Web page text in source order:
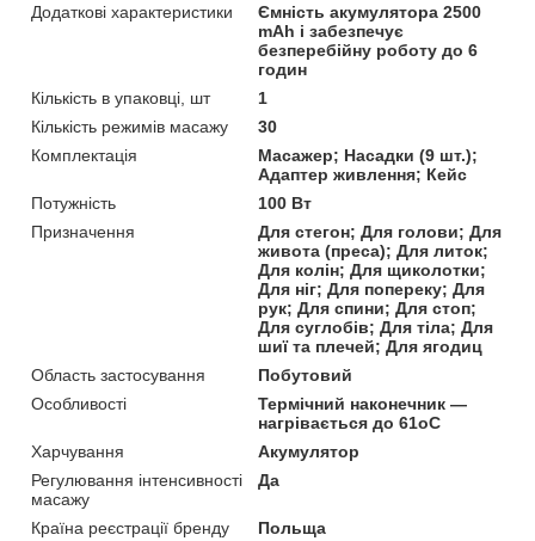
Додаткові характеристики
Ємність акумулятора 2500
mAh і забезпечує
безперебійну роботу до 6
годин
Кількість в упаковці, шт
1
Кількість режимів масажу
30
Комплектація
Масажер; Насадки (9 шт.);
Адаптер живлення; Кейс
Потужність
100 Вт
Призначення
Для стегон; Для голови; Для
живота (преса); Для литок;
Для колін; Для щиколотки;
Для ніг; Для попереку; Для
рук; Для спини; Для стоп;
Для суглобів; Для тіла; Для
шиї та плечей; Для ягодиц
Область застосування
Побутовий
Особливості
Термічний наконечник —
нагрівається до 61oC
Харчування
Акумулятор
Регулювання інтенсивності
масажу
Да
Країна реєстрації бренду Польща